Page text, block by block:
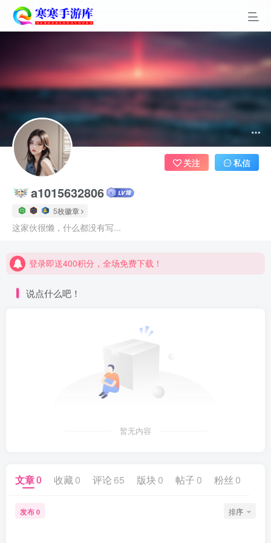
a1015632806
5枚徽章
这家伙很懒，什么都没有写...
关注 私信
登录即送400积分，全场免费下载！
登录即送400积分，全场免费下载！
说点什么吧！
暂无内容
文章0 收藏 0 评论 65 版块 0 帖子 0 粉丝 0
发布 0 排序